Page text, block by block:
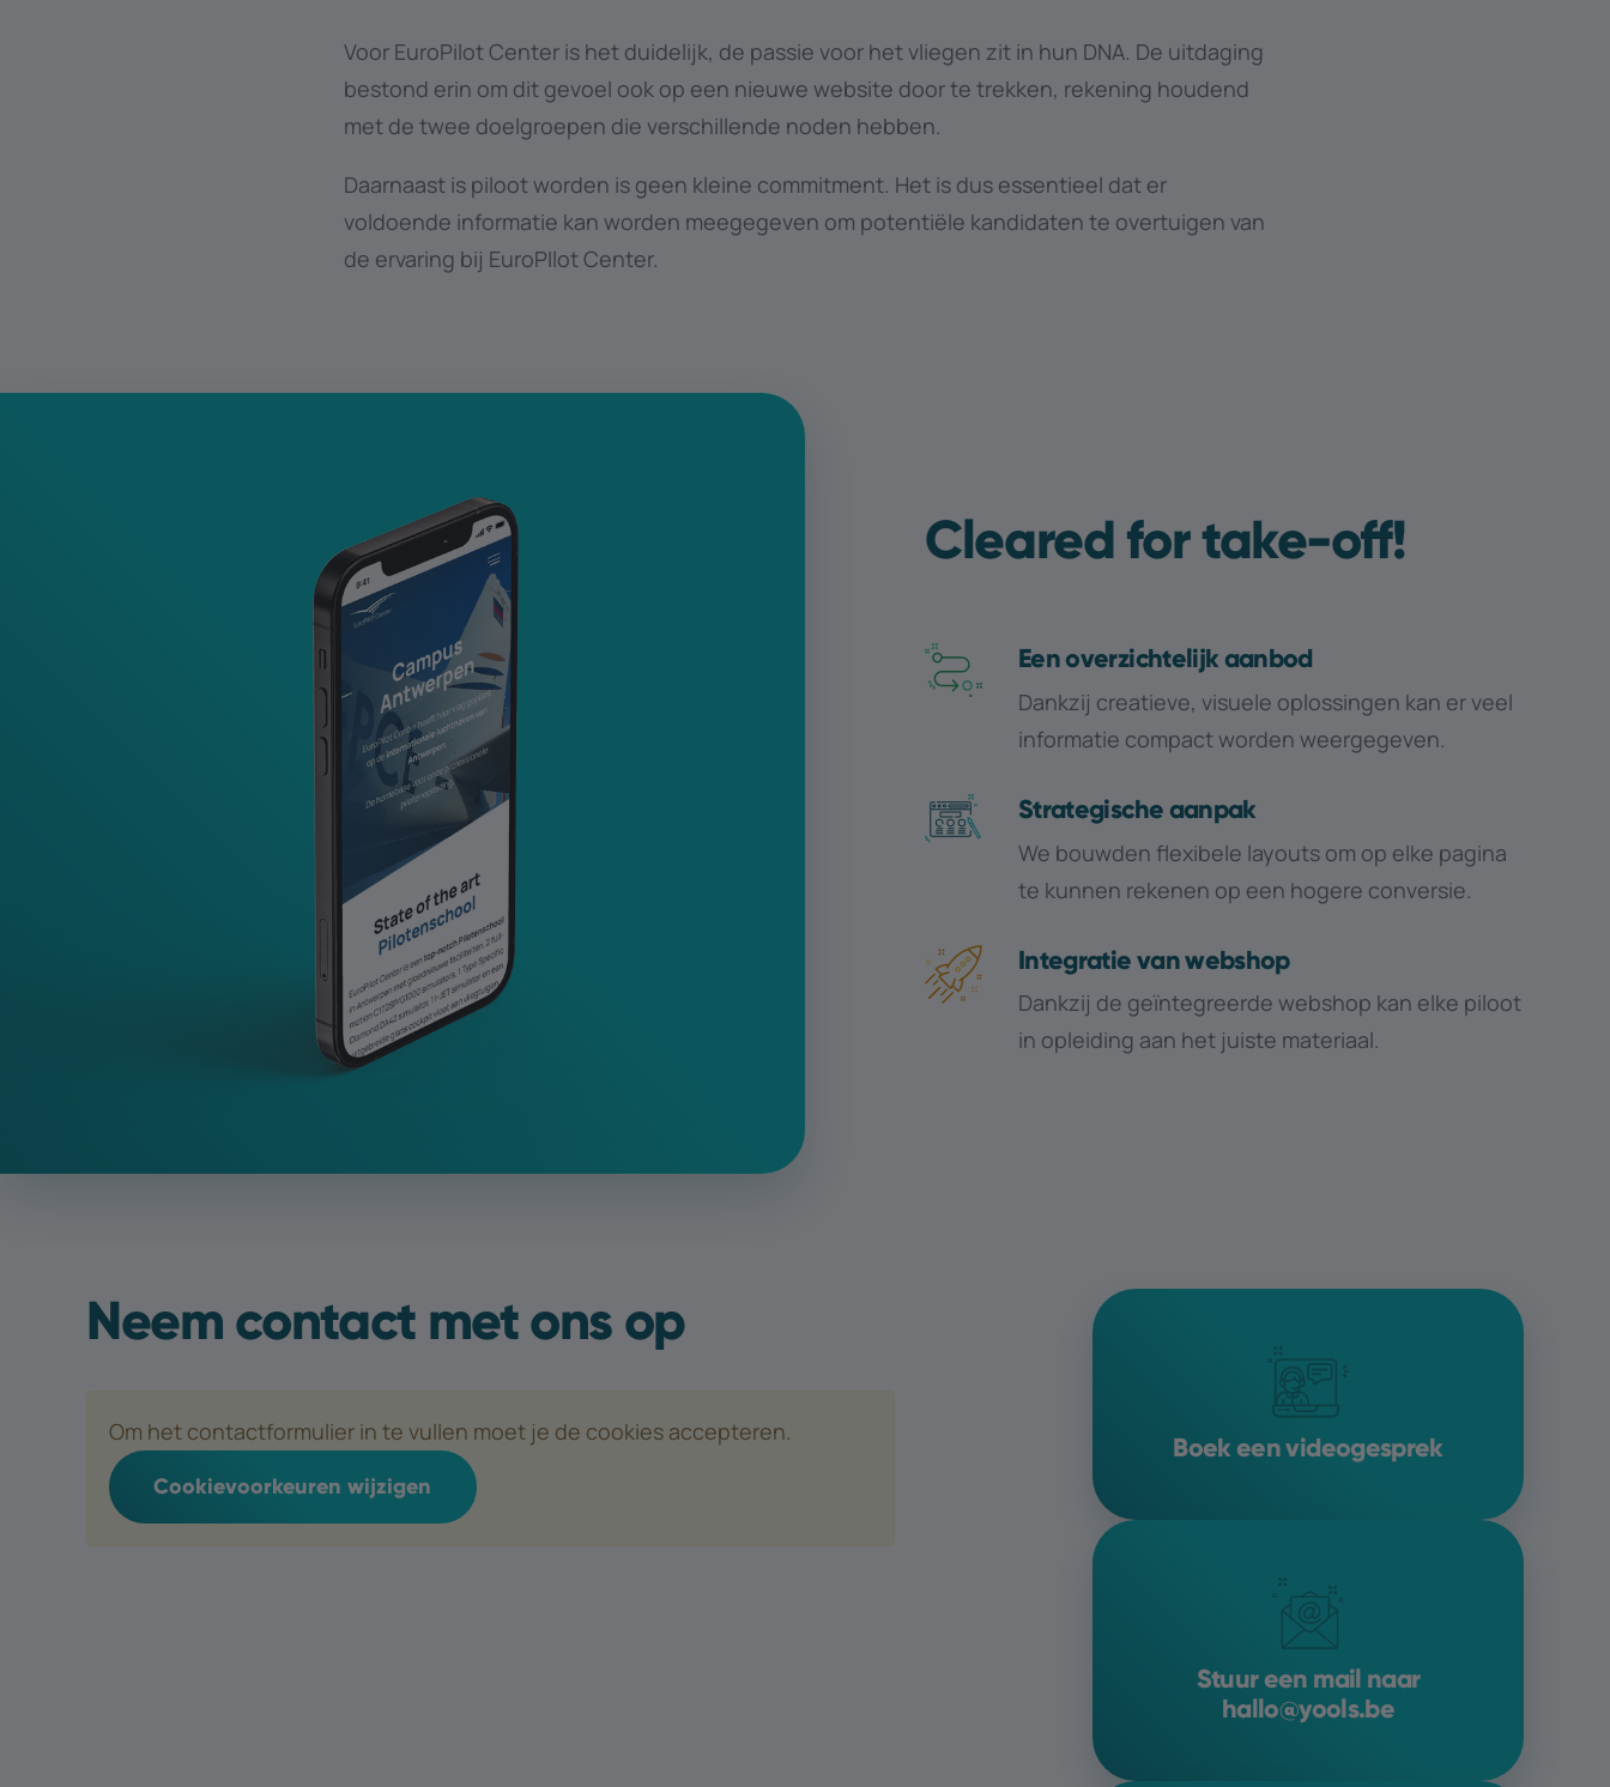
Voor EuroPilot Center is het duidelijk, de passie voor het vliegen zit in hun DNA. De uitdaging
bestond erin om dit gevoel ook op een nieuwe website door te trekken, rekening houdend
met de twee doelgroepen die verschillende noden hebben.
Daarnaast is piloot worden is geen kleine commitment. Het is dus essentieel dat er
voldoende informatie kan worden meegegeven om potentiële kandidaten te overtuigen van
de ervaring bij EuroPIlot Center.
Cleared for take-off!
Een overzichtelijk aanbod
Dankzij creatieve, visuele oplossingen kan er veel
informatie compact worden weergegeven.
Strategische aanpak
We bouwden flexibele layouts om op elke pagina
te kunnen rekenen op een hogere conversie.
Integratie van webshop
Dankzij de geïntegreerde webshop kan elke piloot
in opleiding aan het juiste materiaal.
Neem contact met ons op
Om het contactformulier in te vullen moet je de cookies accepteren.
Cookievoorkeuren wijzigen
Boek een videogesprek
Stuur een mail naar
hallo@yools.be